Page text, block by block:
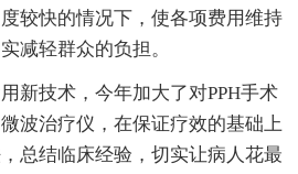
较快的情况下，使各项费用维持
减轻群众的负担。
技术，今年加大了对PPH手术
波治疗仪，在保证疗效的基础上
总结临床经验，切实让病人花最